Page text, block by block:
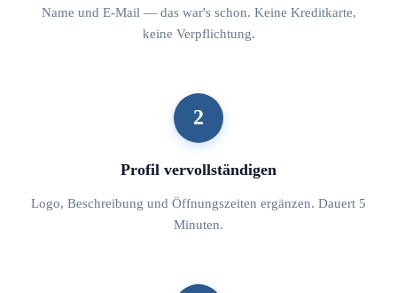
Name und E-Mail — das war's schon. Keine Kreditkarte,
keine Verpflichtung.
2
Profil vervollständigen
Logo, Beschreibung und Öffnungszeiten ergänzen. Dauert 5
Minuten.